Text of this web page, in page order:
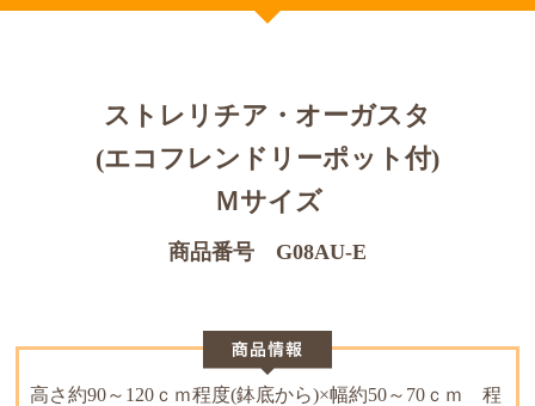
ストレリチア・オーガスタ
(エコフレンドリーポット付)
Ｍサイズ
商品番号 G08AU-E
高さ約90～120ｃｍ程度(鉢底から)×幅約50～70ｃｍ 程